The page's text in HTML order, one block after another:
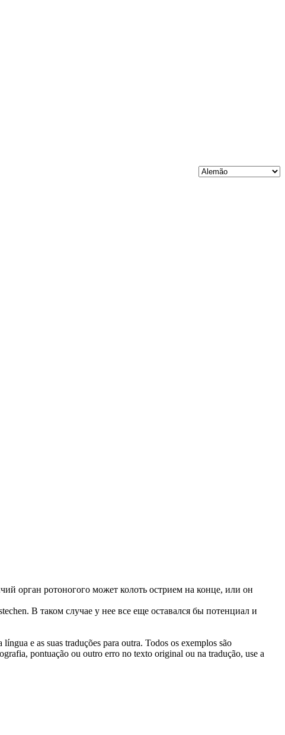
орган ротоногого может колоть острием на конце, или он
. В таком случае у нее все еще оставался бы потенциал и
e as suas traduções para outra. Todos os exemplos são
pontuação ou outro erro no texto original ou na tradução, use a